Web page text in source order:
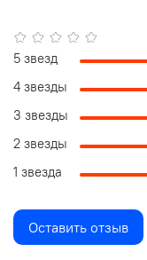
5 звезд
4 звезды
3 звезды
2 звезды
1 звезда
Оставить отзыв